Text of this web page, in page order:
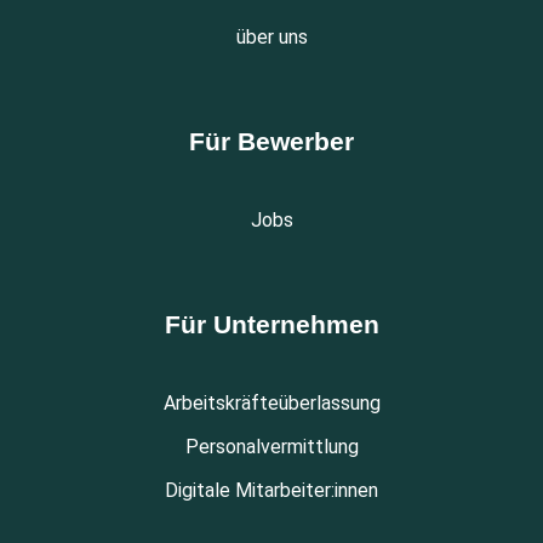
über uns
Für Bewerber
Jobs
Für Unternehmen
Arbeitskräfteüberlassung
Personalvermittlung
Digitale Mitarbeiter:innen